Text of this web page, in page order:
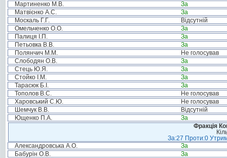
Мартиненко М.В.
За
Матвієнко А.С.
За
Москаль Г.Г.
Відсутній
Омельченко О.О.
За
Палиця І.П.
За
Петьовка В.В.
За
Полянчич М.М.
Не голосував
Слободян О.В.
За
Стець Ю.Я.
За
Стойко І.М.
За
Тарасюк Б.І.
За
Тополов В.С.
Не голосував
Харовський С.Ю.
Не голосував
Шемчук В.В.
Відсутній
Ющенко П.А.
За
Фракція
За:27 Проти:0
Александровська А.О.
За
Бабурін О.В.
За